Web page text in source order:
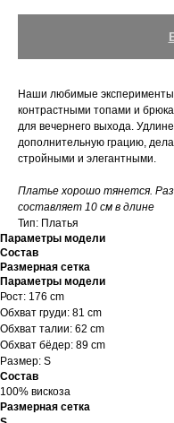
Наши любимые эксперименты
контрастными топами и
для вечернего выхода.
дополнительную грацию,
стройными и элегантными.
Платье хорошо тянется.
составляет 10 см в длине
Тип: Платья
Параметры модели
Состав
Размерная сетка
Параметры модели
Рост: 176 cm
Обхват груди: 81 cm
Обхват талии: 62 cm
Обхват бёдер: 89 cm
Размер: S
Состав
100% вискоза
Размерная сетка